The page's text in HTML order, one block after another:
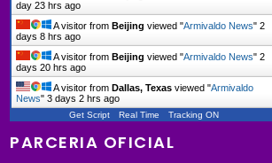
day 23 hrs ago
A visitor from Beijing viewed "Armivaldo News"2
days 8 hrs ago
A visitor from Beijing viewed "Armivaldo News"2
days 20 hrs ago
A visitor from Dallas, Texas viewed "Armivaldo
News"3 days 2 hrs ago
Get Script Real Time Tracking ON
PARCERIA OFICIAL